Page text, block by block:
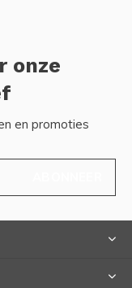
onze
en promoties